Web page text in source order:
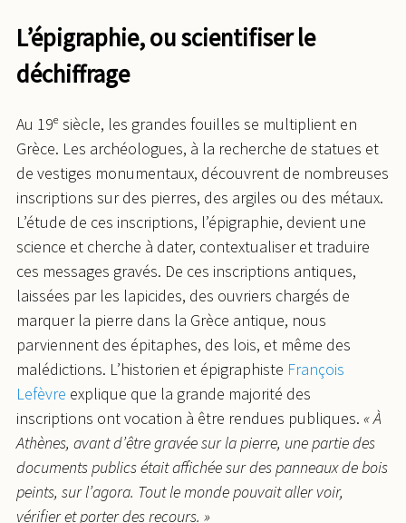
L’épigraphie, ou scientifiser le
déchiffrage
Au 19ᵉ siècle, les grandes fouilles se multiplient en
Grèce. Les archéologues, à la recherche de statues et
de vestiges monumentaux, découvrent de nombreuses
inscriptions sur des pierres, des argiles ou des métaux.
L’étude de ces inscriptions, l’épigraphie, devient une
science et cherche à dater, contextualiser et traduire
ces messages gravés. De ces inscriptions antiques,
laissées par les lapicides, des ouvriers chargés de
marquer la pierre dans la Grèce antique, nous
parviennent des épitaphes, des lois, et même des
malédictions. L’historien et épigraphiste François
Lefèvre explique que la grande majorité des
inscriptions ont vocation à être rendues publiques. « À
Athènes, avant d’être gravée sur la pierre, une partie des
documents publics était affichée sur des panneaux de bois
peints, sur l’agora. Tout le monde pouvait aller voir,
vérifier et porter des recours. »